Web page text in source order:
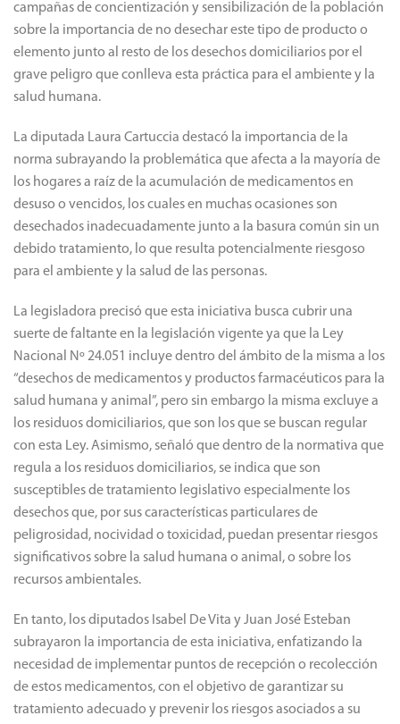
campañas de concientización y sensibilización de la población
sobre la importancia de no desechar este tipo de producto o
elemento junto al resto de los desechos domiciliarios por el
grave peligro que conlleva esta práctica para el ambiente y la
salud humana.
La diputada Laura Cartuccia destacó la importancia de la
norma subrayando la problemática que afecta a la mayoría de
los hogares a raíz de la acumulación de medicamentos en
desuso o vencidos, los cuales en muchas ocasiones son
desechados inadecuadamente junto a la basura común sin un
debido tratamiento, lo que resulta potencialmente riesgoso
para el ambiente y la salud de las personas.
La legisladora precisó que esta iniciativa busca cubrir una
suerte de faltante en la legislación vigente ya que la Ley
Nacional Nº 24.051 incluye dentro del ámbito de la misma a los
“desechos de medicamentos y productos farmacéuticos para la
salud humana y animal”, pero sin embargo la misma excluye a
los residuos domiciliarios, que son los que se buscan regular
con esta Ley. Asimismo, señaló que dentro de la normativa que
regula a los residuos domiciliarios, se indica que son
susceptibles de tratamiento legislativo especialmente los
desechos que, por sus características particulares de
peligrosidad, nocividad o toxicidad, puedan presentar riesgos
significativos sobre la salud humana o animal, o sobre los
recursos ambientales.
En tanto, los diputados Isabel De Vita y Juan José Esteban
subrayaron la importancia de esta iniciativa, enfatizando la
necesidad de implementar puntos de recepción o recolección
de estos medicamentos, con el objetivo de garantizar su
tratamiento adecuado y prevenir los riesgos asociados a su